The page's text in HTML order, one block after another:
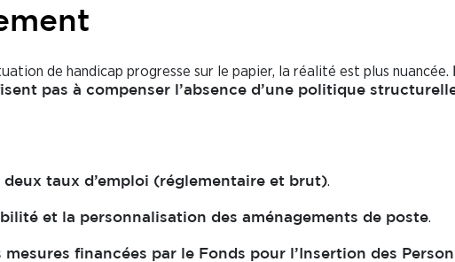
de handicap progresse sur le papier, la réalité est plus nuancée.
pas à compenser l’absence d’une politique
taux d’emploi (réglementaire et brut).
et la personnalisation des aménagements de poste.
financées par le Fonds pour l’Insertion des